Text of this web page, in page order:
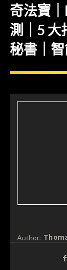
奇法寶
測｜5 大
秘書｜
Author: